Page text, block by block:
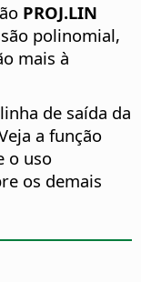
PROJ.LIN
polinomial,
mais à
de saída da
a função
o uso
os demais